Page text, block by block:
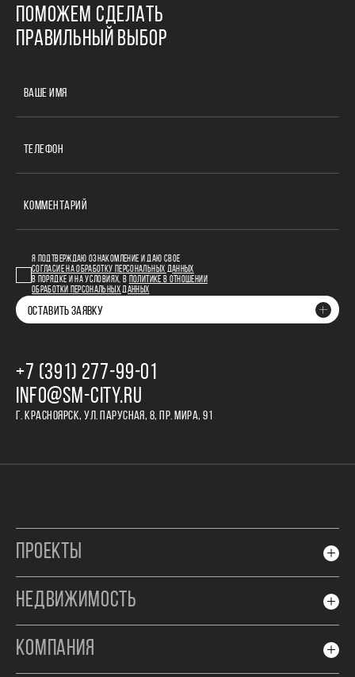
ПОМОЖЕМ СДЕЛАТЬ
ПРАВИЛЬНЫЙ ВЫБОР
ВАШЕ ИМЯ
ТЕЛЕФОН
КОММЕНТАРИЙ
Я ПОДТВЕРЖДАЮ ОЗНАКОМЛЕНИЕ И ДАЮ СВОЕ
СОГЛАСИЕ НА ОБРАБОТКУ ПЕРСОНАЛЬНЫХ ДАННЫХ
В ПОРЯДКЕ И НА УСЛОВИЯХ, В
ПОЛИТИКЕ В ОТНОШЕНИИ
ОБРАБОТКИ ПЕРСОНАЛЬНЫХ ДАННЫХ
ОСТАВИТЬ ЗАЯВКУ
+7 (391) 277‒99‒01
INFO@SM-CITY.RU
Г. КРАСНОЯРСК, УЛ. ПАРУСНАЯ, 8, ПР. МИРА, 91
ПРОЕКТЫ
НЕДВИЖИМОСТЬ
КОМПАНИЯ